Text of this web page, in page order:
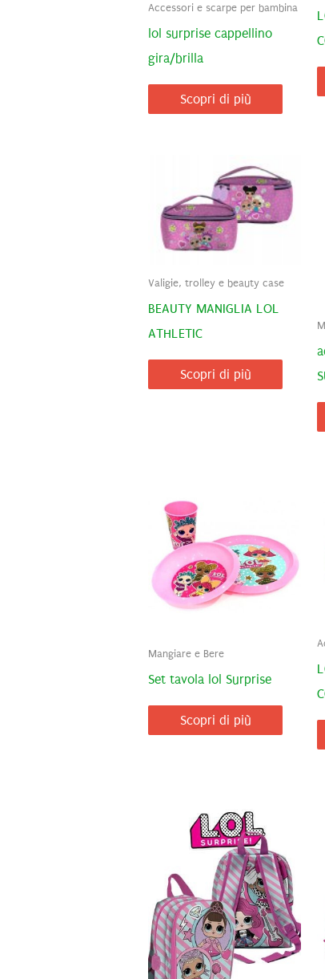
Accessori e scarpe per bambina
lol surprise cappellino
gira/brilla
Scopri di più
Valigie, trolley e beauty case
BEAUTY MANIGLIA LOL
ATHLETIC
Scopri di più
Mangiare e Bere
Set tavola lol Surprise
Scopri di più